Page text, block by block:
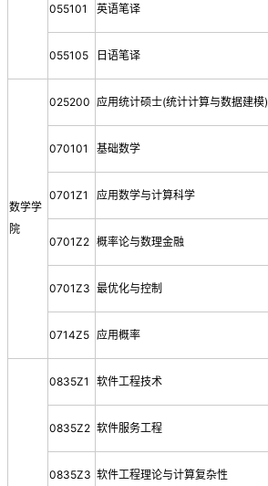
055101 英语笔译
055105 日语笔译
数学学
院
025200 应用统计硕士(统计计算与数据建模)
070101 基础数学
0701Z1 应用数学与计算科学
0701Z2 概率论与数理金融
0701Z3 最优化与控制
0714Z5 应用概率
0835Z1 软件工程技术
0835Z2 软件服务工程
0835Z3 软件工程理论与计算复杂性